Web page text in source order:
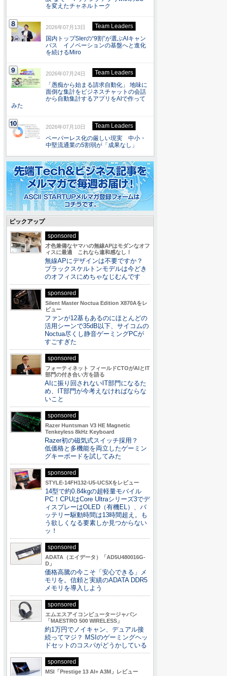
を変えたチャネルトーク
2026年07月13日
Team Leaders
国内トップSIerの“9割”が選ぶAIキャン
バス イノベーションの基盤へと進化
を続けるMiro
2026年07月24日
Team Leaders
「愚痴から始まる請求自動化」 地味に
面倒な集計をビジネスチャットの会話
から自動集計するアプリをAIで作って
みた
2026年07月10日
Team Leaders
ペーパーレス化の厳しい現実 中小・
中堅流通業の5割弱が「成果なし」
ピックアップ
sponsored
才色兼備なヤマハの無線APはモダンなオフ
ィスに最適 これなら違和感なし！
無線APにデザインは不要ですか？
ブラックスケルトンモデルは今どき
のオフィスにめちゃなじむんです
sponsored
Silent Master Noctua Edition X870Aをレ
ビュー
ファンが12基もあるのにほとんどの
活用シーンで35dB以下、サイコムの
Noctua尽くし静音ゲーミングPCが
すごすぎた
sponsored
フォーティネット フィールドCTOがAIとIT
部門の付き合い方を語る
AIに振り回されないIT部門になるた
め、IT部門が今考えなければならな
いこと
sponsored
Razer Huntsman V3 HE Magnetic
Tenkeyless 8kHz Keyboard
Razer初の磁気式スイッチ採用？
低価格と多機能を両立したゲーミン
グキーボードを試してみた
sponsored
STYLE-14FH132-U5-UCSXをレビュー
14型で約0.84kgの超軽量モバイル
PC！CPUはCore Ultraシリーズ3でデ
ィスプレーはOLED（有機EL）、バ
ッテリー駆動時間は13時間超え。も
う欲しくなる要素しか見つからない
ッ！
sponsored
ADATA（エイデータ）「AD5U480016G-
D」
価格高騰の今こそ「安心できる」メ
モリを。信頼と実績のADATA DDR5
メモリを導入しよう
sponsored
エムエスアイコンピュータージャパン
「MAESTRO 500 WIRELESS」
約1万円でノイキャン、デュアル接
続ってマジ？ MSIのゲーミングヘッ
ドセットのコスパがどうかしている
sponsored
MSI「Prestige 13 AI+ A3M」レビュー